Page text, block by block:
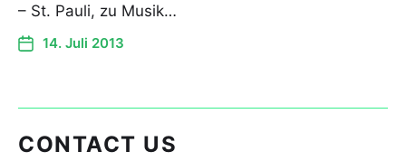
– St. Pauli, zu Musik…
14. Juli 2013
CONTACT US